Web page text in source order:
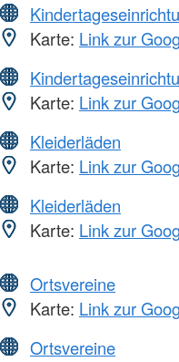
Karte: Link zur
Karte: Link zur
Kleiderläden
Karte: Link zur
Kleiderläden
Karte: Link zur
Ortsvereine
Karte: Link zur
Ortsvereine